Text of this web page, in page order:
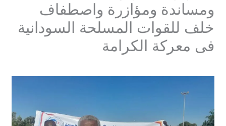
ومساندة ومؤازرة واصطفاف
خلف للقوات المسلحة السودانية
فى معركة الكرامة